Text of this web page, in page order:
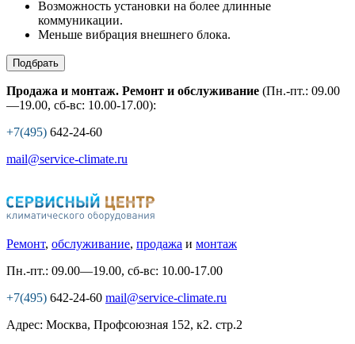
Возможность установки на более длинные
коммуникации.
Меньше вибрация внешнего блока.
Подбрать
Продажа и монтаж. Ремонт и обслуживание (Пн.-пт.: 09.00
—19.00, сб-вс: 10.00-17.00):
+7(495) 642-24-60
mail@service-climate.ru
Ремонт, обслуживание, продажа и монтаж
Пн.-пт.: 09.00—19.00, сб-вс: 10.00-17.00
+7(495) 642-24-60 mail@service-climate.ru
Адрес: Москва, Профсоюзная 152, к2. стр.2